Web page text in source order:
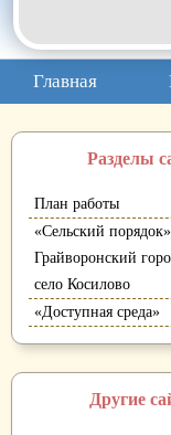
Главная
Разделы
План работы
«Сельский порядок»
Грайворонский
село Косилово
«Доступная среда»
Другие